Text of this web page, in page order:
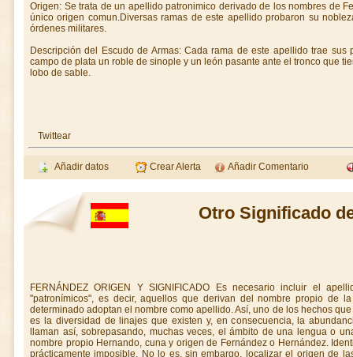
Origen: Se trata de un apellido patronimico derivado de los nombres de
único origen comun.Diversas ramas de este apellido probaron su
órdenes militares.
Descripción del Escudo de Armas: Cada rama de este apellido trae sus
campo de plata un roble de sinople y un león pasante ante el tronco que
lobo de sable.
Twittear
Añadir datos Crear Alerta Añadir Comentario
Otro Significado
FERNÁNDEZ ORIGEN Y SIGNIFICADO Es necesario incluir el apellido en el gran grupo de los llamados "patronímicos", es decir, aquellos que derivan del nombre propio de la persona que en un momento histórico determinado adoptan el nombre como apellido. Así, uno de los hechos que caracterizan a los apellidos patronímicos es la diversidad de linajes que existen y, en consecuencia, la abundancia de personas que en la actualidad se llaman así, sobrepasando, muchas veces, el ámbito de una lengua o una cultura. Se trata de una derivación del nombre propio Hernando, cuna y origen de Fernández o Hernández. Identificar el primero que usó este apellido es prácticamente imposible. No lo es, sin embargo, localizar el origen de las familias que en distintas regiones irían creando las líneas que difundieron el apellido. Es difícil desligar los dos apellidos ya que ambos, Hernández y Fernández, tienen su origen en el nombre propio Ferrán, que significa esforzado guerrero, derivación de la palabla céltica "Har", traducida por "guerra" y "poder". Partiendo de Ferrán o Hernán, se derivan Fernando y Fernández y Hernando y Hernández. En catalán se conserva igual a su origen, Ferrán, nombre que en castellano se convierte en Fernando. Es posible que el apellido Fernández fuera tomado del rey Fernando. APELLIDOS DERIVADOS Debe hacerse constar que, en principio, los apellidos Hernández y Fernández se confundieron entre sí, de modo que podemos encontrar personajes históricos que son denominados indistintamente Fernández o Hernández. Esto ocurre, por ejemplo con la figura del Gran Capitán, Gonzalo Fernández de Córdoba, que es denominado de las dos formas en los textos históricos. APELLIDOS COMPUESTOS A lo largo de la historia han surgido multitud de linajes compuestos a partir de este linaje, entre los cuales podemos señalar como los más ilustres a los Fernández de Bereza, Fernández de Leiva, Fernández de Luna, Fernández de Tejada, Fernández de Piña y Fernández de Gincio, entre otros muchos. TÍTULOS NOBILIARIOS DUCADO DE FERNÁNDEZ NÚÑEZ. Concedido por Felipe V el 24 de septiembre de 1717 a D. Carlos Gutiérrez de los Ríos y Sarmiento de Sotomayor. DUCADO DE FERNÁNDEZ MIRANDA. Fue concedido en 1977 por el rey D. Juan Carlos I a D. Torcuato Fernández Miranda y Hevia, presidente de las Cortes y del Consejo del Reino y Caballero del Toisón de Oro. El 17 de junio de 1981 se mandó expedir Real carta de sucesión a favor de D. Enrique Fernández Miranda. CONDADO DE FERNÁNDEZ. Concedido por Fernando VII a D. Luís Juan Lorenzo, del que existen antecedentes en el Archivo General del Ministerio de Justicia. LINAJE E HISTORIA El apellido se ha distinguido en todas las actividades del ser humano. Muchos conquistadores españoles llevaron el apellido Fernández o Hernández. Hay quien les acusa de duros, crueles y avariciosos. Lamentablemente es cierto en algunos casos. Pero los historiadores están de acuerdo en que los hubo tan dignos y leales como Fernando de Soto que no sólo pasaba largos ratos acompañando al inca Atahualpa, prisionero de Pizarro, sino que llegó incluso a enseñar a jugar al ajedrez al desventurado emperador y se opuso aún sin éxito, a que Pizarro le hiciese ejecutar. Las ramas del apellido Fernández son muy extensas y las trataremos provincia a provincia. NAVARRA: Se centra en la villa de Espronceda, del partido de Estella. La segunda casa Navarra de este apellido se estableció en la villa de Longuida, partido de Aois. ARAGÓN: Las familias de Aragón tienen su procedencia en las originarias de Navarra. VIZCAYA:Se centra en Álava, repartiéndose en diversas familias: Fernández de Iruela, Fernández de Beraza, Fernández de Leiva, Fernández de Ubago, Fernández de Vicuña y Fernández de Soro. CASTILLA: La más antigua familia de Soria se centra en las villas de Yangüas y Agreda. El fundador de las mismas fue Rodrigo Fernández, al que se llamó "El Justador", tal vez por los muchos torneos y justas en que intervino, que pasó de Rioja a Castilla con Carlos de Arellano, señor de Cameros. Por lo que se sabe de este personaje fue un hombre de carácter muy aventurero que sirvió en lides guerreras al rey Juan II de Castilla. Varios de sus descendientes se establecieron en la villa de Agreda donde fundaron un mayorazgo y capillas sepulcrales con estatuas y escudos de mármol. También una gran familia de este apellido fundó solar en la villa de Ocaña (Toledo). GALICIA: La casa Fernández se encuentra íntimamente ligada con las casas de este apellido en Vizcaya. Casi todas las líneas gallegas , muy antiguas, tienen un origen vasco. Entre otras pueden citarse a los Fernándes de Gincio, oprocedentes de municipio de Vilamea (Lugo) y Fernández de Soro. MURCIA: La única familia que vivió en el reino de Murcia y dio origen a las demás, radicó en la villa de Fuente Alama, del partido judicial de Cartagena. ANDALUCÍA:Los antiguos textos señalan que los Fernández fueron antiguos caballeros hijosdalgos que tuvieron su origen en el reino de Córdoba y Sevilla, estableciendo el apellido en muchos pueblos de dichas provincias y también de Málaga. Se añade que de esta familia han salido muchos y muy honrados caballeros que han hecho señalados servicios a sus reyes, así en las letras como en las armas, sirviéndoles con amor, celo y lealtad, tanto en la guerra como en la paz. El origen de este apellido se cree que es tomado del rey don Fernando, derivando a partir de este nombre en Fernández. ARMAS En campo de plata, un árbol de sinople, a cuyo pie hay un león sujentando un lobo. Aún existiendo un escudo general debe tenerse en cuenta que, al convertirse en compuesto fue estableciendo sus propias armas, relacionándolas con las de las familias con las cuales enlazaron. Así lo hicieron los Fernández de Baeza, los de Laiva, Tejada, de Luna, y Gincio. Muchos de este linaje en Asturias traen: en campo de oro, un pino de sinople, terrazado de lo mismo y, apoyadas en él, dos lanzas de sable con los hierros de plata; al pie del pino, una cabeza de jabalí de sable, con los colmillos de plata. Los del valle de Cabuérniga traen: en campo de gules, un castillo de oro, aclarado de azur, y un águila de sable sobre la torre de homenaje, herida por una saeta de oro y vertiendo su sangre. Los de valle de Carriedo, que pasaron a México, traen: en campo de plata,